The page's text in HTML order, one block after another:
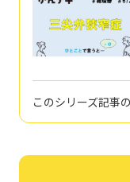
このシリーズ記事